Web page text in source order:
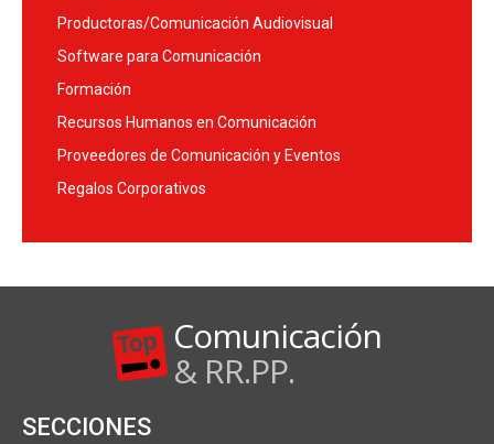
Productoras/Comunicación Audiovisual
Software para Comunicación
Formación
Recursos Humanos en Comunicación
Proveedores de Comunicación y Eventos
Regalos Corporativos
Comunicación
& RR.PP.
SECCIONES